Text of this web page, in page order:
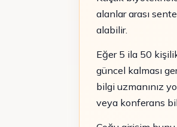
alanlar arası
alabilir.
Eğer 5 ila 50
güncel kalması
bilgi uzmanınız
veya konferans